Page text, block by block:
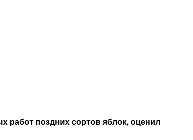
работ поздних сортов яблок, оценил